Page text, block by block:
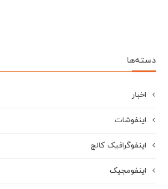
دسته‌ها
اخبار
اینفوشات
اینفوگرافیک کالج
اینفومجیک